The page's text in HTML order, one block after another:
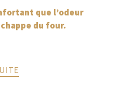
que l’odeur
du four.